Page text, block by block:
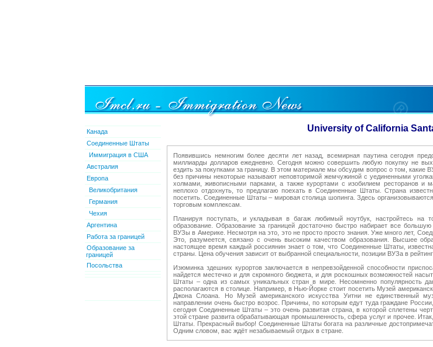
Канада
Соединенные Штаты
Иммиграция в США
Австралия
Европа
Великобритания
Германия
Чехия
Аргентина
Работа за границей
Образование за
границей
Посольства
University of California
Появившись немногим более десяти лет назад, всемирная паутина сегодня
миллиарды долларов ежедневно. Сегодня можно совершить любую покупку не
ездить за покупками за границу. В этом материале мы обсудим вопрос о том,
без причины некоторые называют неповторимой жемчужиной с уединенными
холмами, живописными парками, а также курортами с изобилием ресторанов и
неплохо отдохнуть, то предлагаю поехать в Соединенные Штаты. Страна
посетить. Соединенные Штаты – мировая столица шопинга. Здесь
торговым комплексам.
Планируя поступать, и укладывая в багаж любимый ноутбук, настройтесь на
образование. Образование за границей достаточно быстро набирает все
ВУЗы в Америке. Несмотря на это, это не просто просто знания. Уже много лет,
Это, разумеется, связано с очень высоким качеством образования. Высшее
настоящее время каждый россиянин знает о том, что Соединенные Штаты,
страны. Цена обучения зависит от выбранной специальности, позиции ВУЗа в
Изюминка здешних курортов заключается в непревзойденной способности
найдется местечко и для скромного бюджета, и для роскошных возможностей
Штаты – одна из самых уникальных стран в мире. Несомненно популярность
располагаются в столице. Например, в Нью-Йорке стоит посетить Музей
Джона Слоана. Но Музей американского искусства Уитни не единственный
направлении очень быстро возрос. Причины, по которым едут туда граждане
сегодня Соединенные Штаты – это очень развитая страна, в которой сплетены
этой стране развита обрабатывающая промышленность, сфера услуг и прочее.
Штаты. Прекрасный выбор! Соединенные Штаты богата на различные
Одним словом, вас ждёт незабываемый отдых в стране.